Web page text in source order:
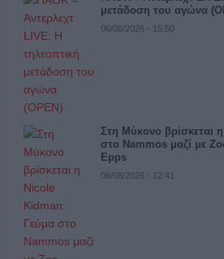
μετάδοση του αγώνα
06/08/2026 - 15:50
Στη Μύκονο βρίσκεται
στο Nammos μαζί με
Epps
06/08/2026 - 12:41